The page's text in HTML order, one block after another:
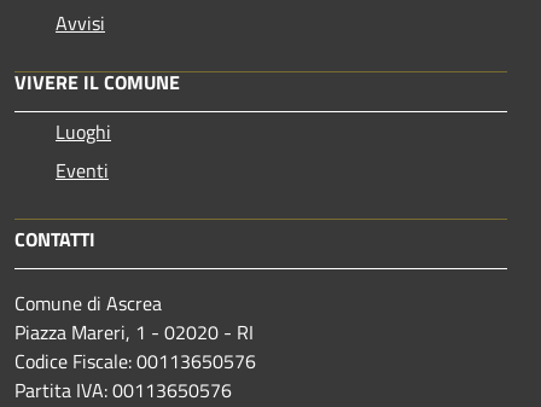
Avvisi
VIVERE IL COMUNE
Luoghi
Eventi
CONTATTI
Comune di Ascrea
Piazza Mareri, 1 - 02020 - RI
Codice Fiscale: 00113650576
Partita IVA: 00113650576